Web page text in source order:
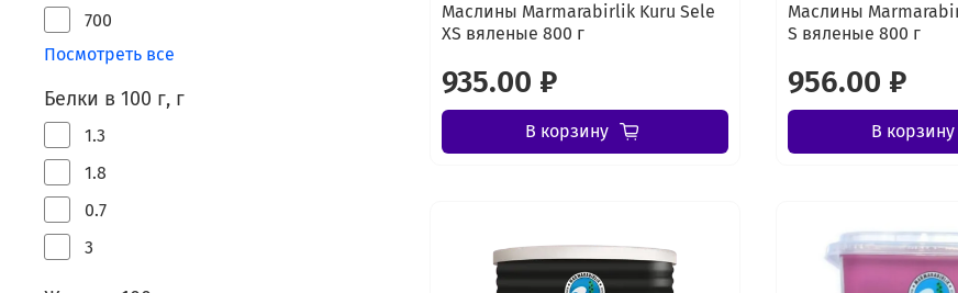
Маслины Marmarabirlik Kuru Sele
XS вяленые 800 г
935.00 ₽
В корзину
Маслины
S вяленые 800 г
956.00 ₽
В корзину
700
Посмотреть все
Белки в 100 г, г
1.3
1.8
0.7
3